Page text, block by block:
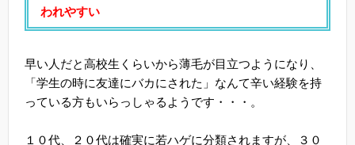
われやすい
早い人だと高校生くらいから薄毛が目立つようになり、
「学生の時に友達にバカにされた」なんて辛い経験を持
っている方もいらっしゃるようです・・・。
１０代、２０代は確実に若ハゲに分類されますが、３０